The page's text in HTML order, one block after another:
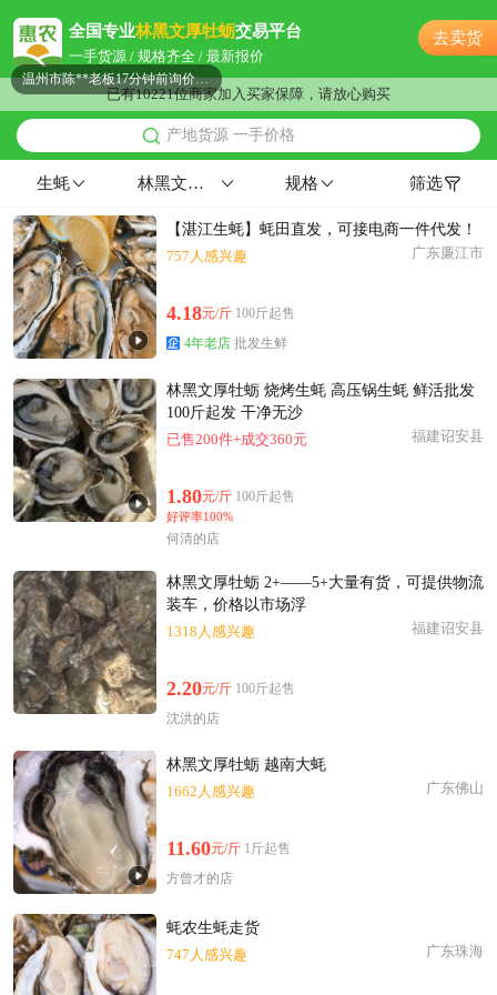
全国专业林黑文厚牡蛎交易平台
一手货源 / 规格齐全 / 最新报价
去卖货
已有10221位商家加入买家保障，请放心购买
产地货源 一手价格
温州市张**老板11分钟前获取了报价
温州市彭**老板59分钟前成功采购
温州市陈**老板17分钟前询价供应商
附近张**老板13分钟前看了商品
温州市汤**老板4小时前询价供应商
附近孟**老板26分钟前询价供应商
附近洪**老板6分钟前询价供应商
附近洪**老板4分钟前看了商品
温州市康**老板53分钟前获取了报价
温州市何**老板6小时前获取了报价
附近薛**老板33分钟前获取了报价
温州市邓**老板6分钟前询价供应商
温州市胡**老板50分钟前询价供应商
温州市董**老板23小时前成功采购
附近程**老板9小时前询价供应商
附近田**老板47分钟前成功采购
温州市汪**老板10分钟前看了商品
温州市胡**老板19小时前看了商品
附近姜**老板11分钟前成功采购
温州市戚**老板2小时前成功采购
附近蔡**老板17小时前获取了报价
温州市文**老板47分钟前获取了报价
生蚝 林黑文厚牡蛎 规格 筛选
【湛江生蚝】蚝田直发，可接电商一件代发！
757人感兴趣
广东廉江市
4.18元/斤 100斤起售
4年老店 批发生鲜
林黑文厚牡蛎 烧烤生蚝 高压锅生蚝 鲜活批发
100斤起发 干净无沙
已售200件+成交360元
福建诏安县
1.80元/斤 100斤起售
好评率100%
何清的店
林黑文厚牡蛎 2+——5+大量有货，可提供物流
装车，价格以市场浮
1318人感兴趣
福建诏安县
2.20元/斤 100斤起售
沈洪的店
林黑文厚牡蛎 越南大蚝
1662人感兴趣
广东佛山
11.60元/斤 1斤起售
方曾才的店
蚝农生蚝走货
747人感兴趣
广东珠海